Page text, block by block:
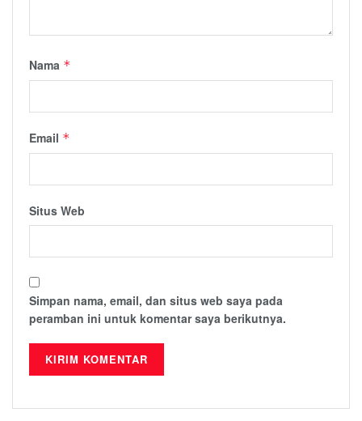
Nama *
Email *
Situs Web
Simpan nama, email, dan situs web saya pada
peramban ini untuk komentar saya berikutnya.